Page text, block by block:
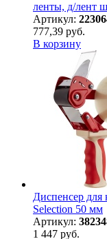
ленты, д/лент
Артикул:
777,39 руб.
В корзину
Диспенсер для
Selection 50 мм
Артикул:
1 447 руб.